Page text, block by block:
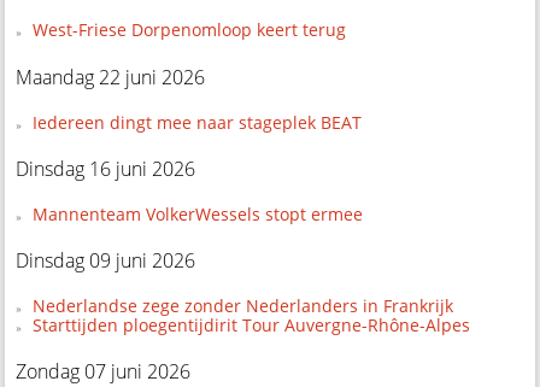
West-Friese Dorpenomloop keert terug
Maandag 22 juni 2026
Iedereen dingt mee naar stageplek BEAT
Dinsdag 16 juni 2026
Mannenteam VolkerWessels stopt ermee
Dinsdag 09 juni 2026
Nederlandse zege zonder Nederlanders in Frankrijk
Starttijden ploegentijdirit Tour Auvergne-Rhône-Alpes
Zondag 07 juni 2026